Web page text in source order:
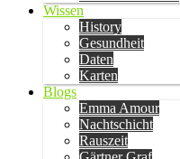
Wissen
History
Gesundheit
Daten
Karten
Blogs
Emma Amour
Nachtschicht
Rauszeit